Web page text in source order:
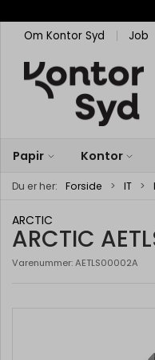
Om Kontor Syd
Job
Papir Kontor
Du er her: Forside IT
ARCTIC
ARCTIC
Varenummer:AETLS00002A